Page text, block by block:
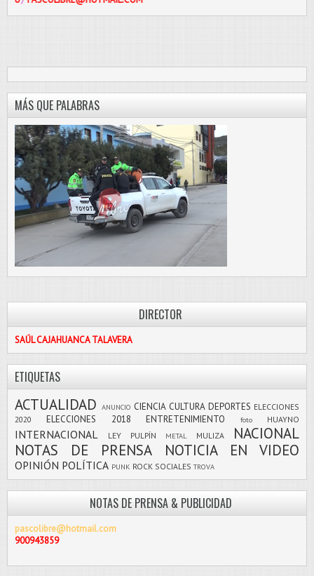
MÁS QUE PALABRAS
DIRECTOR
SAÚL CAJAHUANCA TALAVERA
ETIQUETAS
ACTUALIDAD ANUNCIO CIENCIA CULTURA DEPORTES ELECCIONES
2020
ELECCIONES 2018 ENTRETENIMIENTO foto HUAYNO
INTERNACIONAL LEY PULPÍN METAL MULIZA
NACIONAL
NOTAS DE PRENSA
NOTICIA EN VIDEO
OPINIÓN POLÍTICA PUNK ROCK SOCIALES TROVA
NOTAS DE PRENSA & PUBLICIDAD
pascolibre@hotmail.com
900943859